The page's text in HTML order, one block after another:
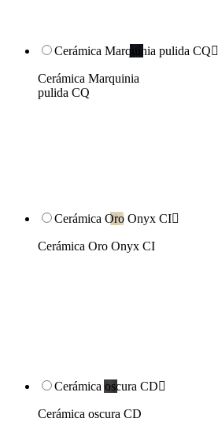
Cerámica Marquinia pulida CQ
Cerámica Marquinia
pulida CQ
Cerámica Oro Onyx CI
Cerámica Oro Onyx CI
Cerámica oscura CD
Cerámica oscura CD